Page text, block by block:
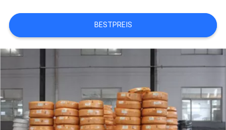
FORDERN
SIE
EIN
ZITAT
SITEMAP
BESTPREIS